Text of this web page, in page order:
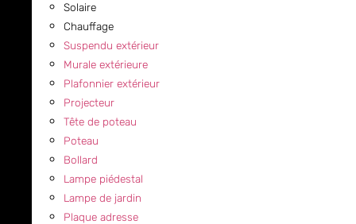
Solaire
Chauffage
Suspendu extérieur
Murale extérieure
Plafonnier extérieur
Projecteur
Tête de poteau
Poteau
Bollard
Lampe piédestal
Lampe de jardin
Plaque adresse